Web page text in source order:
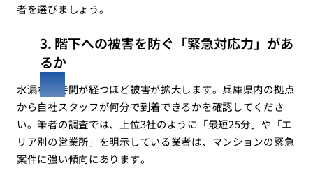
者を選びましょう。
3. 階下への被害を防ぐ「緊急対応力」があ
るか
水漏れは時間が経つほど被害が拡大します。兵庫県内の拠点
から自社スタッフが何分で到着できるかを確認してくださ
い。筆者の調査では、上位3社のように「最短25分」や「エ
リア別の営業所」を明示している業者は、マンションの緊急
案件に強い傾向にあります。